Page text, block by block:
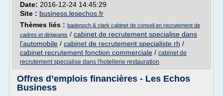
Date: 2016-12-24 14:45:29
Site : business.lesechos.fr
Thèmes liés : badenoch & clark cabinet de conseil en recrutement de
cadres et dirigeants / cabinet de recrutement specialise dans
l'automobile / cabinet de recrutement specialiste rh /
cabinet recrutement fonction commerciale / cabinet de
recrutement specialise dans l'hotellerie restauration
Offres d’emplois financières - Les Echos
Business